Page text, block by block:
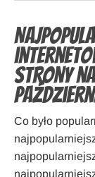
strony na
Co było